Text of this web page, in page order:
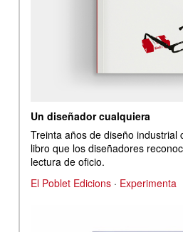
Un diseñador cualquiera
Treinta años de diseño industrial
libro que los diseñadores
lectura de oficio.
El Poblet Edicions · Experimenta